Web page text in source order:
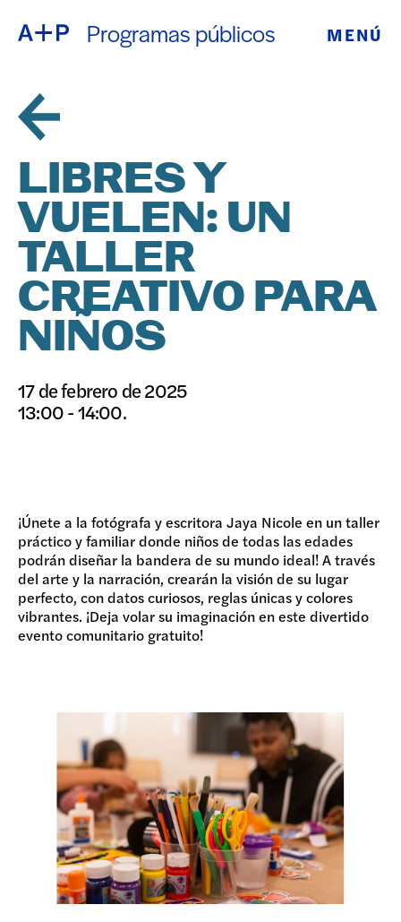
Programas públicos MENÚ
EDUCACIÓN
JUVENTUD
DE CRIANZA
PROGRAMAS
PÚBLICOS
ARCHIVO
DONAR
ESPAÑOL
普通话
日本語
LIBRES Y
VUELEN: UN
TALLER
CREATIVO PARA
NIÑOS
17 de febrero de 2025
13:00 - 14:00.
¡Únete a la fotógrafa y escritora Jaya Nicole en un taller
práctico y familiar donde niños de todas las edades
podrán diseñar la bandera de su mundo ideal! A través
del arte y la narración, crearán la visión de su lugar
perfecto, con datos curiosos, reglas únicas y colores
vibrantes. ¡Deja volar su imaginación en este divertido
evento comunitario gratuito!